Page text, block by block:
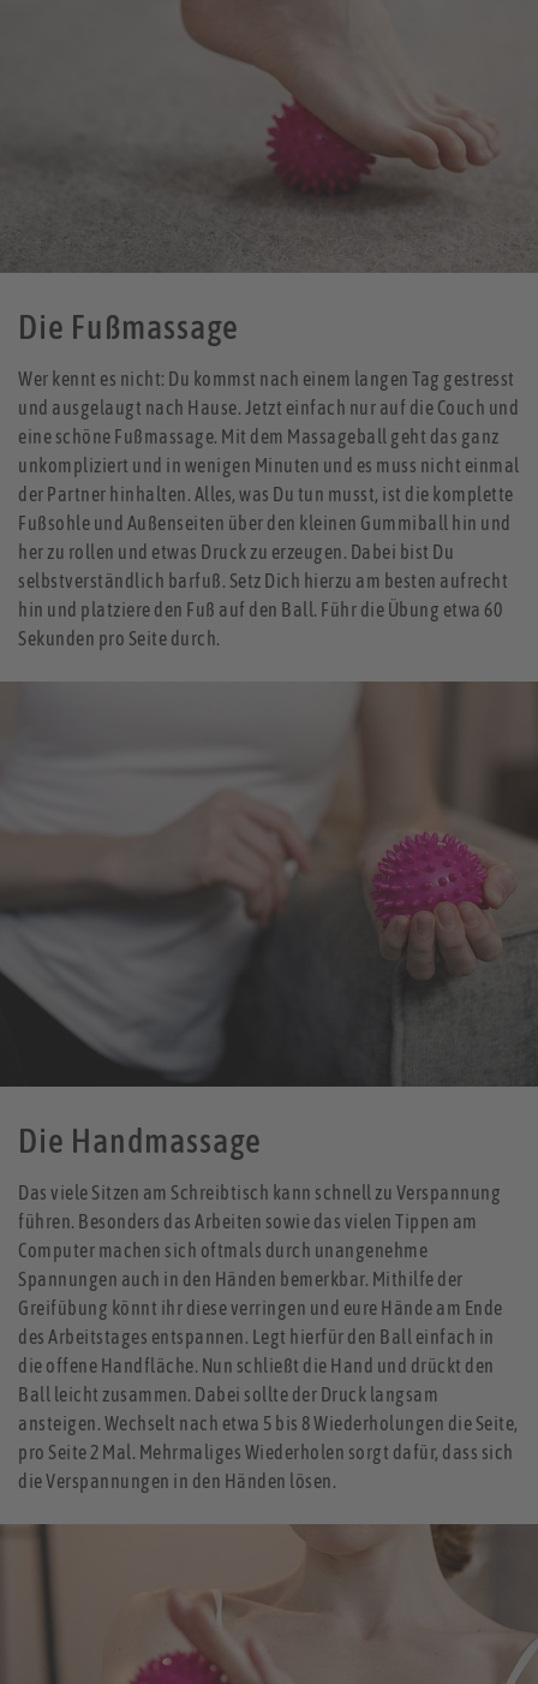
Die Fußmassage
Wer kennt es nicht: Du kommst nach einem langen Tag gestresst
und ausgelaugt nach Hause. Jetzt einfach nur auf die Couch und
eine schöne Fußmassage. Mit dem Massageball geht das ganz
unkompliziert und in wenigen Minuten und es muss nicht einmal
der Partner hinhalten. Alles, was Du tun musst, ist die komplette
Fußsohle und Außenseiten über den kleinen Gummiball hin und
her zu rollen und etwas Druck zu erzeugen. Dabei bist Du
selbstverständlich barfuß. Setz Dich hierzu am besten aufrecht
hin und platziere den Fuß auf den Ball. Führ die Übung etwa 60
Sekunden pro Seite durch.
Die Handmassage
Das viele Sitzen am Schreibtisch kann schnell zu Verspannung
führen. Besonders das Arbeiten sowie das vielen Tippen am
Computer machen sich oftmals durch unangenehme
Spannungen auch in den Händen bemerkbar. Mithilfe der
Greifübung könnt ihr diese verringen und eure Hände am Ende
des Arbeitstages entspannen. Legt hierfür den Ball einfach in
die offene Handfläche. Nun schließt die Hand und drückt den
Ball leicht zusammen. Dabei sollte der Druck langsam
ansteigen. Wechselt nach etwa 5 bis 8 Wiederholungen die Seite,
pro Seite 2 Mal. Mehrmaliges Wiederholen sorgt dafür, dass sich
die Verspannungen in den Händen lösen.